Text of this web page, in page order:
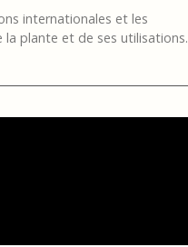
internationales et les
la plante et de ses utilisations.